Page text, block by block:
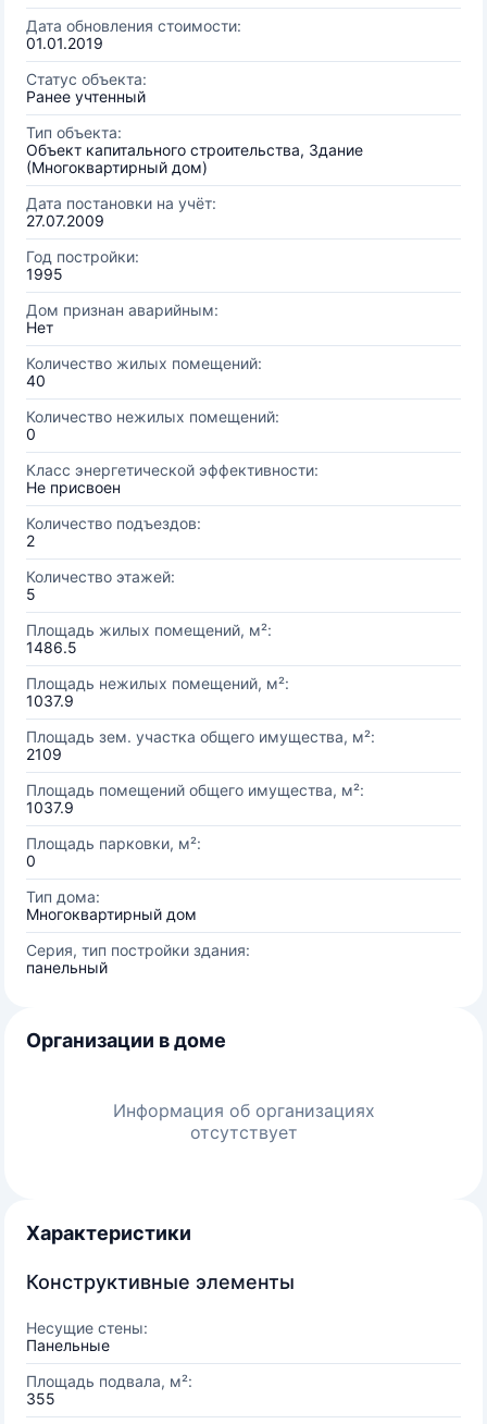
Дата обновления стоимости:
01.01.2019
Статус объекта:
Ранее учтенный
Тип объекта:
Объект капитального строительства, Здание
(Многоквартирный дом)
Дата постановки на учёт:
27.07.2009
Год постройки:
1995
Дом признан аварийным:
Нет
Количество жилых помещений:
40
Количество нежилых помещений:
0
Класс энергетической эффективности:
Не присвоен
Количество подъездов:
2
Количество этажей:
5
Площадь жилых помещений, м²:
1486.5
Площадь нежилых помещений, м²:
1037.9
Площадь зем. участка общего имущества, м²:
2109
Площадь помещений общего имущества, м²:
1037.9
Площадь парковки, м²:
0
Тип дома:
Многоквартирный дом
Серия, тип постройки здания:
панельный
Организации в доме
Информация об организациях
отсутствует
Характеристики
Конструктивные элементы
Несущие стены:
Панельные
Площадь подвала, м²:
355